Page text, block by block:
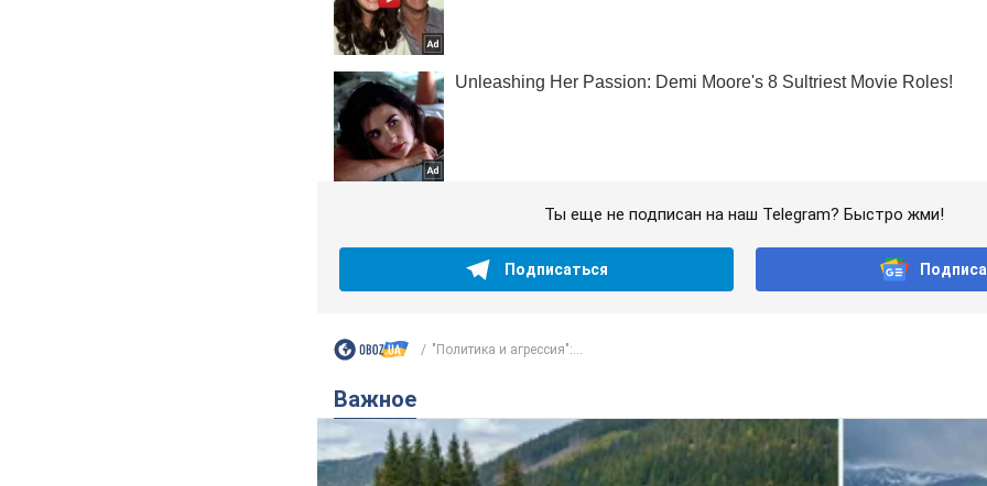
Ты еще не подписан на наш Telegram? Быстро жми!
Подписаться
"Политика и агрессия":...
Важное